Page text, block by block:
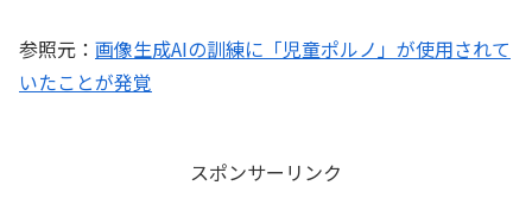
参照元： 画像生成AIの訓練に「児童ポルノ」が使用されて
いたことが発覚
スポンサーリンク